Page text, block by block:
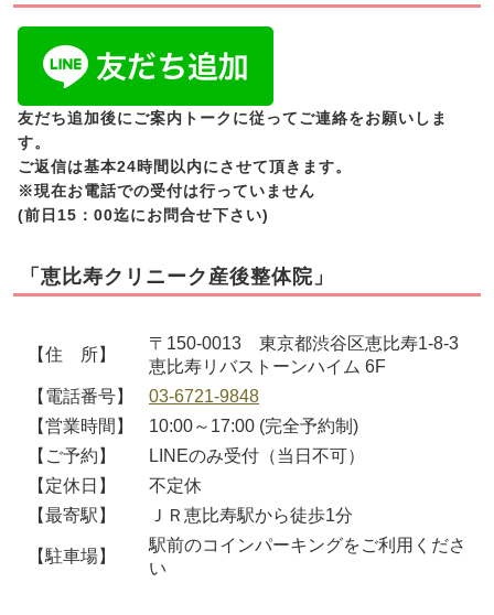
友だち追加後にご案内トークに従ってご連絡をお願いしま
す。
ご返信は基本24時間以内にさせて頂きます。
※現在お電話での受付は行っていません
(前日15：00迄にお問合せ下さい)
「恵比寿クリニーク産後整体院」
【住 所】
〒150-0013 東京都渋谷区恵比寿1-8-3
恵比寿リバストーンハイム 6F
【電話番号】
03-6721-9848
【営業時間】
10:00～17:00 (完全予約制)
【ご予約】
LINEのみ受付（当日不可）
【定休日】
不定休
【最寄駅】
ＪＲ恵比寿駅から徒歩1分
【駐車場】
駅前のコインパーキングをご利用くださ
い